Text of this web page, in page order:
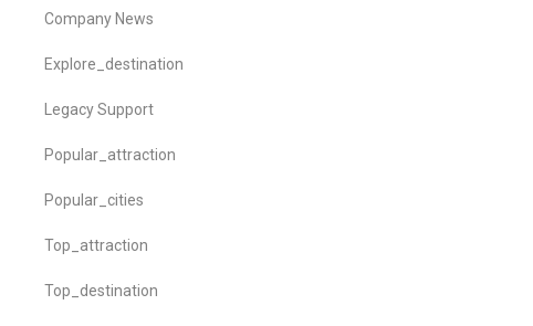
Company News
Explore_destination
Legacy Support
Popular_attraction
Popular_cities
Top_attraction
Top_destination